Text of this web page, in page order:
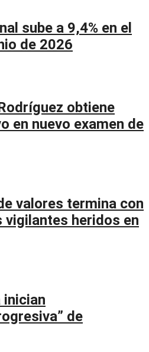
sube a 9,4% en el
de 2026
obtiene
en nuevo examen de
valores termina con
vigilantes heridos en
inician
de